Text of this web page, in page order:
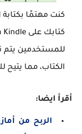
كنت مهتمًا بكتابة
للمستخدمين يتم
الكتاب، مما يتيح
أقرأ ايضا:
الربح من